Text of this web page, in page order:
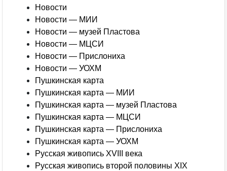
Новости
Новости — МИИ
Новости — музей Пластова
Новости — МЦСИ
Новости — Прислониха
Новости — УОХМ
Пушкинская карта
Пушкинская карта — МИИ
Пушкинская карта — музей Пластова
Пушкинская карта — МЦСИ
Пушкинская карта — Прислониха
Пушкинская карта — УОХМ
Русская живопись XVIII века
Русская живопись второй половины XIX